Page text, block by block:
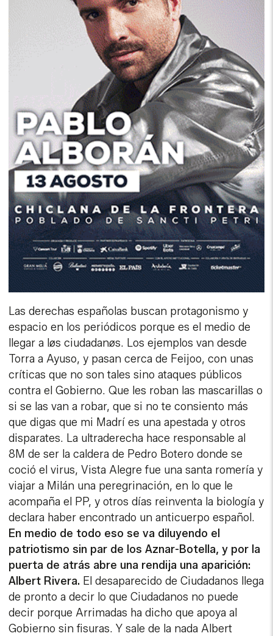
Las derechas españolas buscan protagonismo y
espacio en los periódicos porque es el medio de
llegar a løs ciudadanøs. Los ejemplos van desde
Torra a Ayuso, y pasan cerca de Feijoo, con unas
críticas que no son tales sino ataques públicos
contra el Gobierno. Que les roban las mascarillas o
si se las van a robar, que si no te consiento más
que digas que mi Madrí es una apestada y otros
disparates. La ultraderecha hace responsable al
8M de ser la caldera de Pedro Botero donde se
coció el virus, Vista Alegre fue una santa romería y
viajar a Milán una peregrinación, en lo que le
acompaña el PP, y otros días reinventa la biología y
declara haber encontrado un anticuerpo español.
En medio de todo eso se va diluyendo el
patriotismo sin par de los Aznar-Botella, y por la
puerta de atrás abre una rendija una aparición:
Albert Rivera. El desaparecido de Ciudadanos llega
de pronto a decir lo que Ciudadanos no puede
decir porque Arrimadas ha dicho que apoya al
Gobierno sin fisuras. Y sale de la nada Albert